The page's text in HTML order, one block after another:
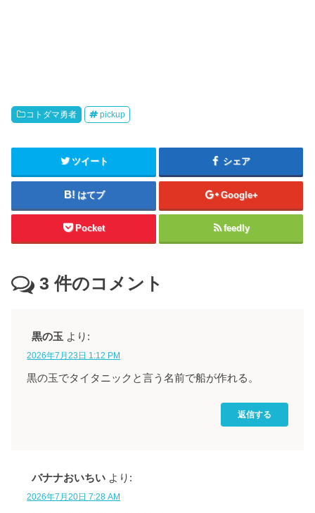
コトダマ勇者 pickup
ツイート シェア
はてブ Google+
Pocket feedly
3 件のコメント
黒の玉 より:
2026年7月23日 1:12 PM
黒の玉でタイタニックと言う名前で船が作れる。
返信する
バナナおいちい より:
2026年7月20日 7:28 AM